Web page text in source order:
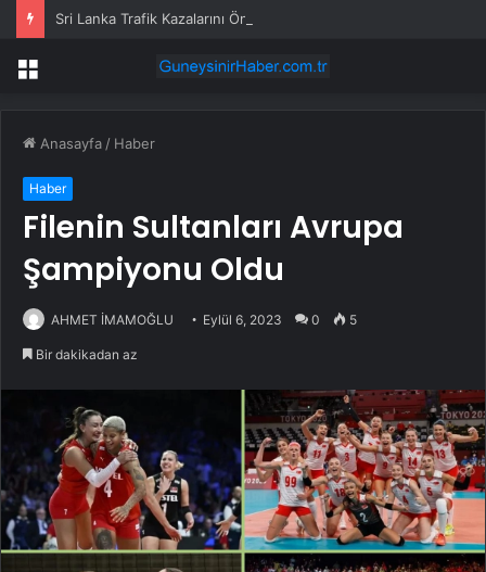
Menü
Anasayfa / Haber
Haber
Filenin Sultanları Avrupa
Şampiyonu Oldu
AHMET İMAMOĞLU Eylül 6, 2023 0 5
Bir dakikadan az